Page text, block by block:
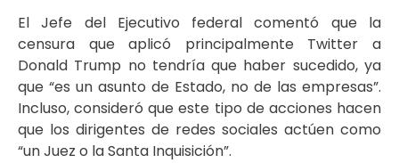
El Jefe del Ejecutivo federal comentó que la
censura que aplicó principalmente Twitter a
Donald Trump no tendría que haber sucedido, ya
que “es un asunto de Estado, no de las empresas”.
Incluso, consideró que este tipo de acciones hacen
que los dirigentes de redes sociales actúen como
“un Juez o la Santa Inquisición”.